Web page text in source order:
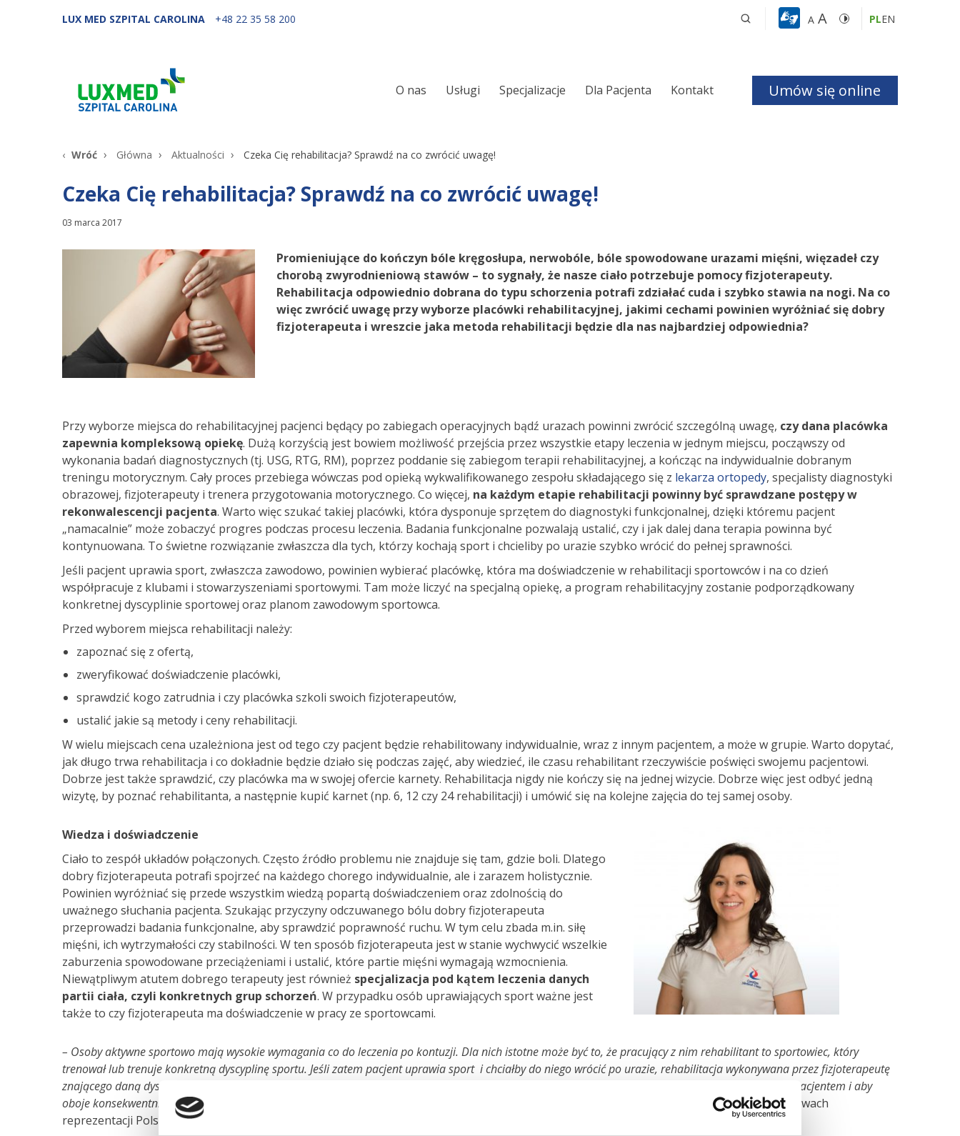
LUX MED SZPITAL CAROLINA +48 22 35 58 200 A A PLEN
Umów się online
O nas Usługi
Specjalizacje
Chirurgia kręgosłupa
Laryngologia
Audiologia
Foniatria
Ortopedia onkologiczna
Alergologia
Wkładki ortopedyczne
Dla Pacjenta Kontakt
Wróć Główna Aktualności Czeka Cię rehabilitacja? Sprawdź na co zwrócić uwagę!
Czeka Cię rehabilitacja? Sprawdź na co zwrócić uwagę!
03 marca 2017
Promieniujące do kończyn bóle kręgosłupa, nerwobóle, bóle spowodowane urazami mięśni, więzadeł czy
chorobą zwyrodnieniową stawów – to sygnały, że nasze ciało potrzebuje pomocy fizjoterapeuty.
Rehabilitacja odpowiednio dobrana do typu schorzenia potrafi zdziałać cuda i szybko stawia na nogi. Na co
więc zwrócić uwagę przy wyborze placówki rehabilitacyjnej, jakimi cechami powinien wyróżniać się dobry
fizjoterapeuta i wreszcie jaka metoda rehabilitacji będzie dla nas najbardziej odpowiednia?
Przy wyborze miejsca do rehabilitacyjnej pacjenci będący po zabiegach operacyjnych bądź urazach powinni zwrócić szczególną uwagę, czy dana placówka
zapewnia kompleksową opiekę. Dużą korzyścią jest bowiem możliwość przejścia przez wszystkie etapy leczenia w jednym miejscu, począwszy od
wykonania badań diagnostycznych (tj. USG, RTG, RM), poprzez poddanie się zabiegom terapii rehabilitacyjnej, a kończąc na indywidualnie dobranym
treningu motorycznym. Cały proces przebiega wówczas pod opieką wykwalifikowanego zespołu składającego się z lekarza ortopedy, specjalisty diagnostyki
obrazowej, fizjoterapeuty i trenera przygotowania motorycznego. Co więcej, na każdym etapie rehabilitacji powinny być sprawdzane postępy w
rekonwalescencji pacjenta. Warto więc szukać takiej placówki, która dysponuje sprzętem do diagnostyki funkcjonalnej, dzięki któremu pacjent
„namacalnie” może zobaczyć progres podczas procesu leczenia. Badania funkcjonalne pozwalają ustalić, czy i jak dalej dana terapia powinna być
kontynuowana. To świetne rozwiązanie zwłaszcza dla tych, którzy kochają sport i chcieliby po urazie szybko wrócić do pełnej sprawności.
Jeśli pacjent uprawia sport, zwłaszcza zawodowo, powinien wybierać placówkę, która ma doświadczenie w rehabilitacji sportowców i na co dzień
współpracuje z klubami i stowarzyszeniami sportowymi. Tam może liczyć na specjalną opiekę, a program rehabilitacyjny zostanie podporządkowany
konkretnej dyscyplinie sportowej oraz planom zawodowym sportowca.
Przed wyborem miejsca rehabilitacji należy:
zapoznać się z ofertą,
zweryfikować doświadczenie placówki,
sprawdzić kogo zatrudnia i czy placówka szkoli swoich fizjoterapeutów,
ustalić jakie są metody i ceny rehabilitacji.
W wielu miejscach cena uzależniona jest od tego czy pacjent będzie rehabilitowany indywidualnie, wraz z innym pacjentem, a może w grupie. Warto dopytać,
jak długo trwa rehabilitacja i co dokładnie będzie działo się podczas zajęć, aby wiedzieć, ile czasu rehabilitant rzeczywiście poświęci swojemu pacjentowi.
Dobrze jest także sprawdzić, czy placówka ma w swojej ofercie karnety. Rehabilitacja nigdy nie kończy się na jednej wizycie. Dobrze więc jest odbyć jedną
wizytę, by poznać rehabilitanta, a następnie kupić karnet (np. 6, 12 czy 24 rehabilitacji) i umówić się na kolejne zajęcia do tej samej osoby.
Wiedza i doświadczenie
Ciało to zespół układów połączonych. Często źródło problemu nie znajduje się tam, gdzie boli. Dlatego
dobry fizjoterapeuta potrafi spojrzeć na każdego chorego indywidualnie, ale i zarazem holistycznie.
Powinien wyróżniać się przede wszystkim wiedzą popartą doświadczeniem oraz zdolnością do
uważnego słuchania pacjenta. Szukając przyczyny odczuwanego bólu dobry fizjoterapeuta
przeprowadzi badania funkcjonalne, aby sprawdzić poprawność ruchu. W tym celu zbada m.in. siłę
mięśni, ich wytrzymałości czy stabilności. W ten sposób fizjoterapeuta jest w stanie wychwycić wszelkie
zaburzenia spowodowane przeciążeniami i ustalić, które partie mięśni wymagają wzmocnienia.
Niewątpliwym atutem dobrego terapeuty jest również specjalizacja pod kątem leczenia danych
partii ciała, czyli konkretnych grup schorzeń. W przypadku osób uprawiających sport ważne jest
także to czy fizjoterapeuta ma doświadczenie w pracy ze sportowcami.
– Osoby aktywne sportowo mają wysokie wymagania co do leczenia po kontuzji. Dla nich istotne może być to, że pracujący z nim rehabilitant to sportowiec, który
trenował lub trenuje konkretną dyscyplinę sportu. Jeśli zatem pacjent uprawia sport i chciałby do niego wrócić po urazie, rehabilitacja wykonywana przez fizjoterapeutę
znającego daną dyscyplinę tylko pomoże mu w szybkim powrocie do sprawności fizycznej. Ważne jest, aby fizjoterapeuta ustalił także cele ze swoim pacjentem i aby
oboje konsekwentnie dążyli do ich realizacji –
wyjaśnia Agata Świst, fizjoterapeuta z Carolina Medical Center przez wiele lat występująca w barwach
reprezentacji Polski na międzynarodowych turniejach badmintona.